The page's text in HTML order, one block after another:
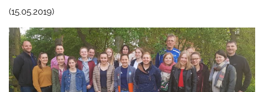
(15.05.2019)